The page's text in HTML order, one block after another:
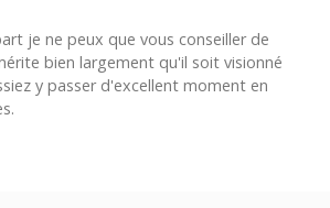
je ne peux que vous conseiller de
bien largement qu'il soit visionné
y passer d'excellent moment en